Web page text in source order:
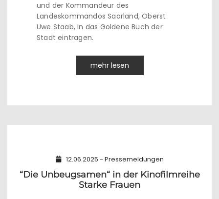
und der Kommandeur des
Landeskommandos Saarland, Oberst
Uwe Staab, in das Goldene Buch der
Stadt eintragen.
mehr lesen
12.06.2025 - Pressemeldungen
“Die Unbeugsamen“ in der Kinofilmreihe
Starke Frauen